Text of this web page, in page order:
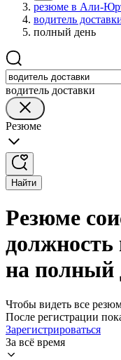
резюме в Али-
водитель
полный день
водитель доставки
Резюме
Найти
Резюме
должность
на
Чтобы видеть все
После регистрации
Зарегистрироваться
За всё время